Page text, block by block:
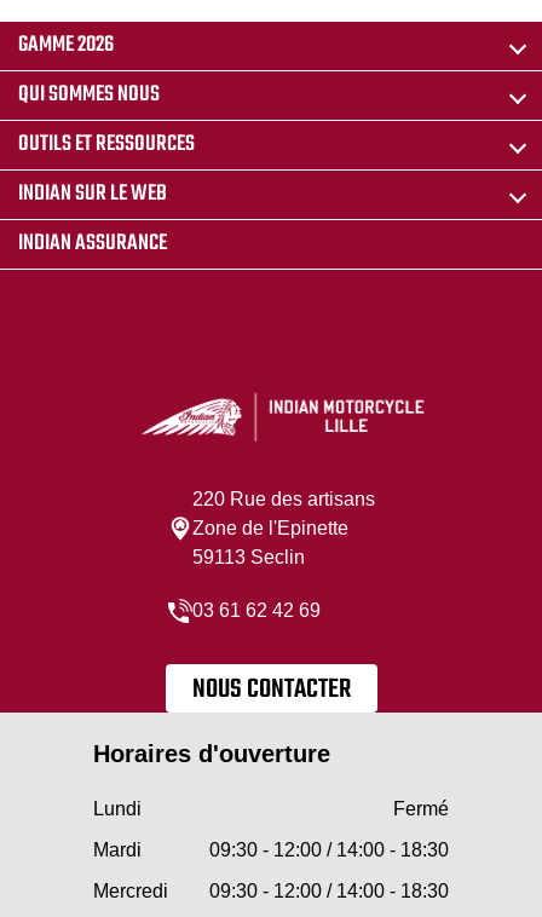
GAMME 2026
QUI SOMMES NOUS
OUTILS ET RESSOURCES
INDIAN SUR LE WEB
INDIAN ASSURANCE
220 Rue des artisans
Zone de l'Epinette
59113 Seclin
03 61 62 42 69
NOUS CONTACTER
Horaires d'ouverture
Lundi
Fermé
Mardi
09:30 - 12:00 / 14:00 - 18:30
Mercredi
09:30 - 12:00 / 14:00 - 18:30